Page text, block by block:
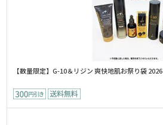
【数量限定】G-10＆リジン 爽快地肌お祭り袋 2026